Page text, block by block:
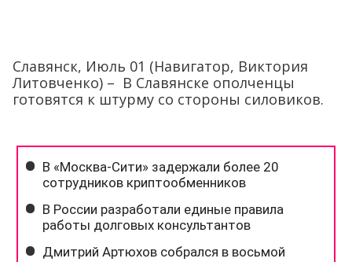
Славянск, Июль 01 (Навигатор, Виктория
Литовченко) – В Славянске ополченцы
готовятся к штурму со стороны силовиков.